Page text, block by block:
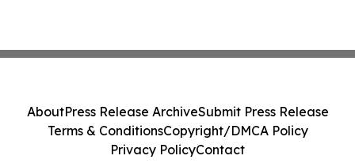
AboutPress Release ArchiveSubmit Press Release
Terms & ConditionsCopyright/DMCA Policy
Privacy PolicyContact